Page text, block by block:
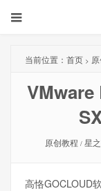
当前位置： 首页 >
X86软路由
VMware
原创教程 / 星
高恪GOCLOUD